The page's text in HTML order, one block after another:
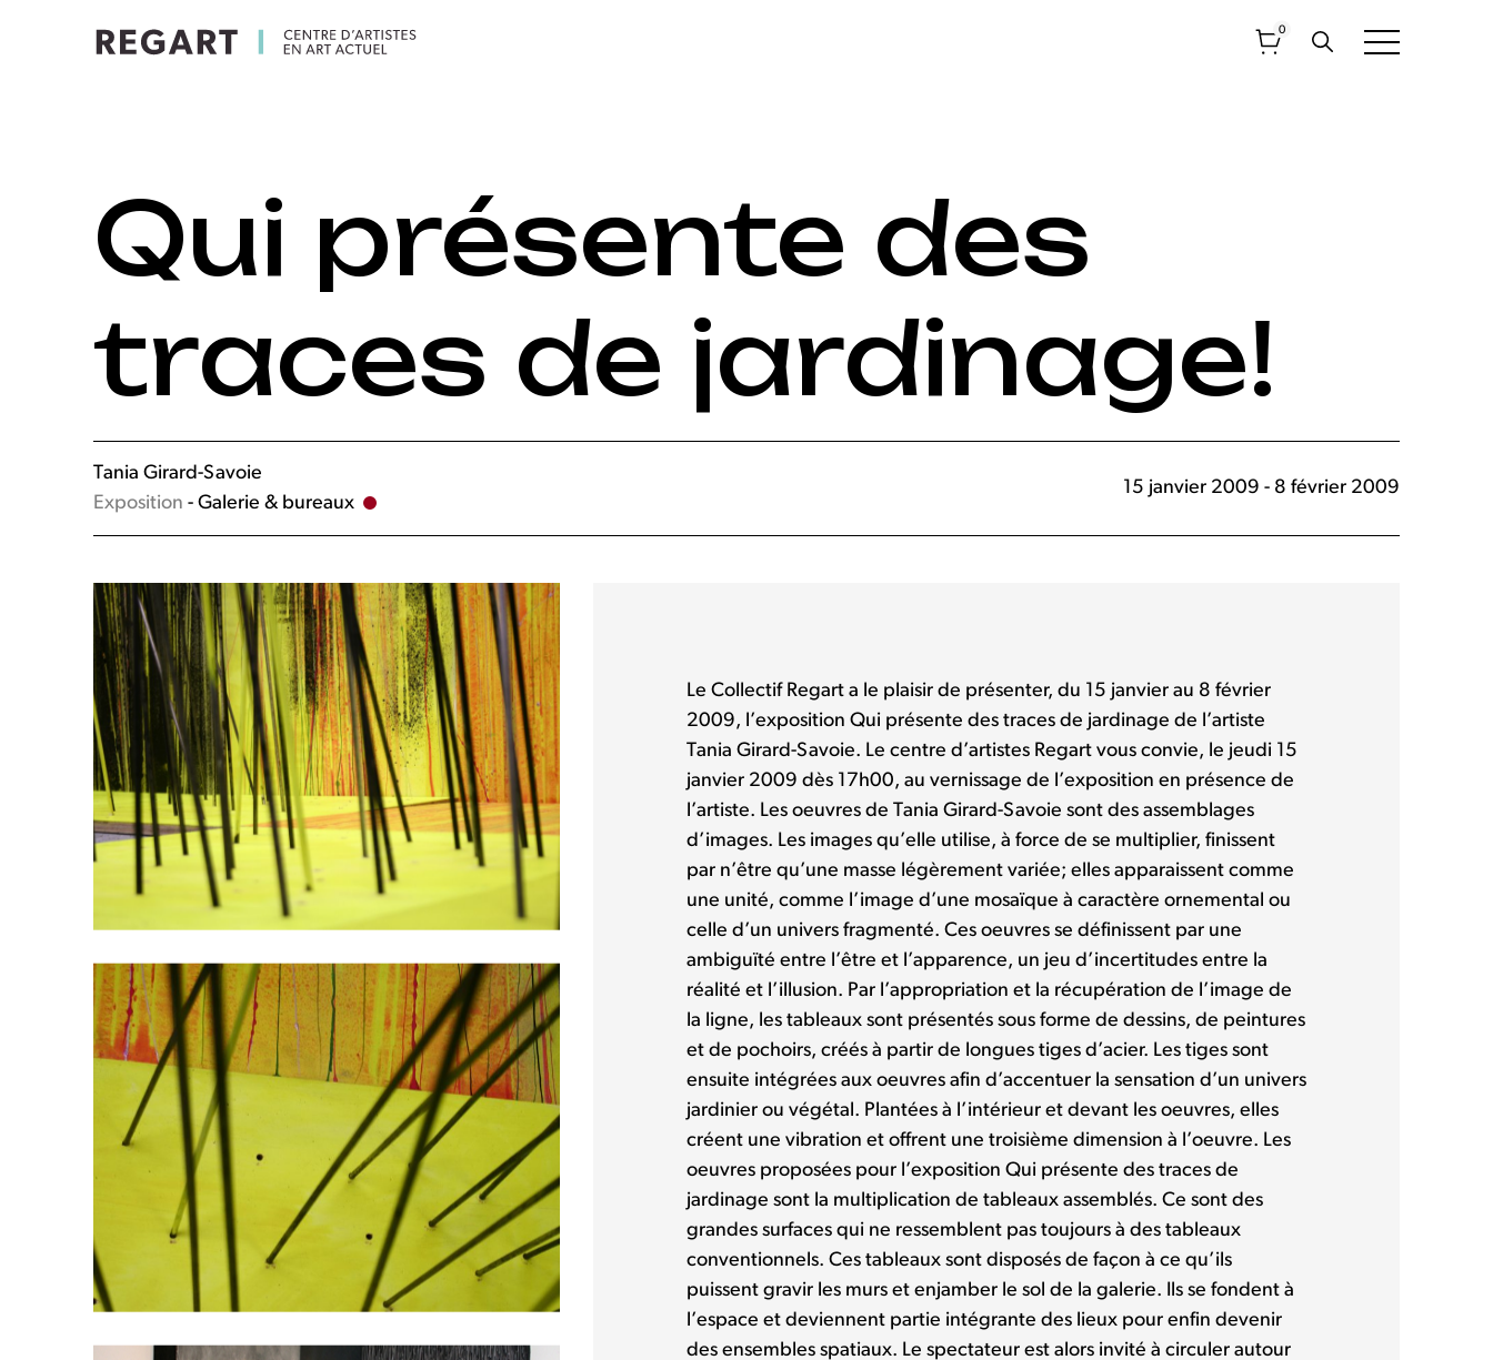
0
Qui présente des
traces de jardinage!
Tania Girard-Savoie
Exposition - Galerie & bureaux
15 janvier 2009 - 8 février 2009
Le Collectif Regart a le plaisir de présenter, du 15 janvier au 8 février
2009, l’exposition Qui présente des traces de jardinage de l’artiste
Tania Girard-Savoie. Le centre d’artistes Regart vous convie, le jeudi 15
janvier 2009 dès 17h00, au vernissage de l’exposition en présence de
l’artiste. Les oeuvres de Tania Girard-Savoie sont des assemblages
d’images. Les images qu’elle utilise, à force de se multiplier, finissent
par n’être qu’une masse légèrement variée; elles apparaissent comme
une unité, comme l’image d’une mosaïque à caractère ornemental ou
celle d’un univers fragmenté. Ces oeuvres se définissent par une
ambiguïté entre l’être et l’apparence, un jeu d’incertitudes entre la
réalité et l’illusion. Par l’appropriation et la récupération de l’image de
la ligne, les tableaux sont présentés sous forme de dessins, de peintures
et de pochoirs, créés à partir de longues tiges d’acier. Les tiges sont
ensuite intégrées aux oeuvres afin d’accentuer la sensation d’un univers
jardinier ou végétal. Plantées à l’intérieur et devant les oeuvres, elles
créent une vibration et offrent une troisième dimension à l’oeuvre. Les
oeuvres proposées pour l’exposition Qui présente des traces de
jardinage sont la multiplication de tableaux assemblés. Ce sont des
grandes surfaces qui ne ressemblent pas toujours à des tableaux
conventionnels. Ces tableaux sont disposés de façon à ce qu’ils
puissent gravir les murs et enjamber le sol de la galerie. Ils se fondent à
l’espace et deviennent partie intégrante des lieux pour enfin devenir
des ensembles spatiaux. Le spectateur est alors invité à circuler autour